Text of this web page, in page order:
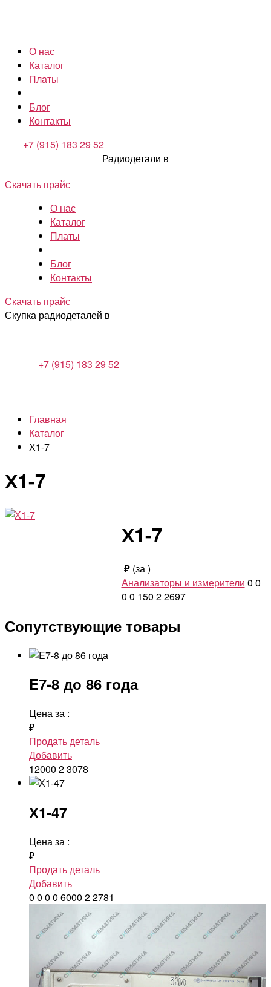
О нас
Каталог
Платы
Блог
Контакты
+7 (915) 183 29 52
Радиодетали в
Скачать прайс
О нас
Каталог
Платы
Блог
Контакты
Скачать прайс
Скупка радиодеталей в
+7 (915) 183 29 52
Главная
Каталог
Х1-7
Х1-7
Х1-7
₽ (за)
Анализаторы и измерители 0 0
0 0 150 22697
Сопутствующие товары
E7-8 до 86 года
Цена за :
₽
Продать деталь
Добавить
12000 23078
Х1-47
Цена за :
₽
Продать деталь
Добавить
0 0 0 0 6000 22781